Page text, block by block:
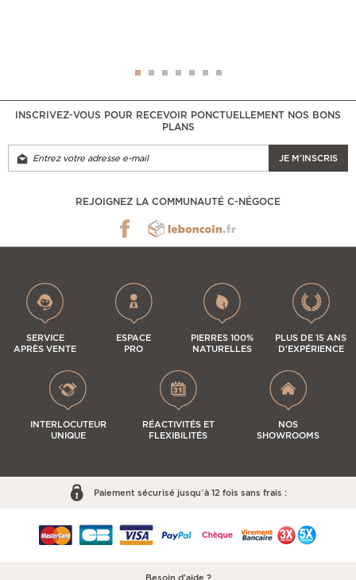
INSCRIVEZ-VOUS POUR RECEVOIR PONCTUELLEMENT NOS BONS
PLANS
JE M'INSCRIS
REJOIGNEZ LA COMMUNAUTÉ C-NÉGOCE
SERVICE
APRÈS VENTE
ESPACE
PRO
PIERRES 100%
NATURELLES
PLUS DE 15 ANS
D'EXPÉRIENCE
INTERLOCUTEUR
UNIQUE
RÉACTIVITÉS ET
FLEXIBILITÉS
NOS
SHOWROOMS
Paiement sécurisé jusqu’à 12 fois sans frais :